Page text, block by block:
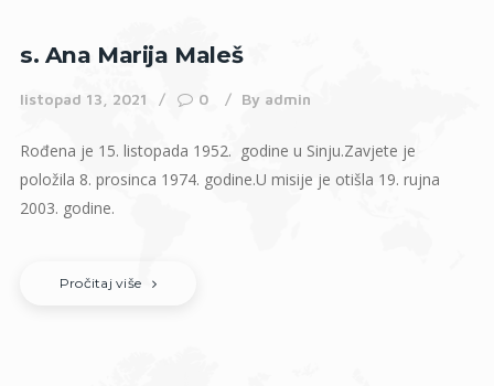
s. Ana Marija Maleš
listopad 13, 2021 0 By admin
Rođena je 15. listopada 1952. godine u Sinju.Zavjete je
položila 8. prosinca 1974. godine.U misije je otišla 19. rujna
2003. godine.
Pročitaj više